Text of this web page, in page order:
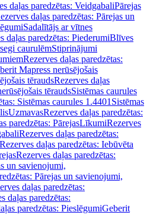
daļas paredzētas: VeidgabaliPārejas
daļas paredzētas: Pārejas un
Sadalītājs ar vītnes
daļas paredzētas: PiederumiBlīves
caurulēmStiprinājumi
Rezerves daļas paredzētas:
Mapress nerūsējošais
tēraudsRezerves daļas
tēraudsSistēmas caurules
Sistēmas caurules 1.4401 Sistēmas
UzmavasRezerves daļas paredzētas:
paredzētas: PārejasLīkumiRezerves
Rezerves daļas paredzētas:
Rezerves daļas paredzētas: Iebūvēta
Rezerves daļas paredzētas:
un savienojumi,
Pārejas un savienojumi,
daļas paredzētas:
daļas paredzētas:
paredzētas: PieslēgumiGeberit